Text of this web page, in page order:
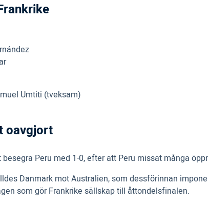
Umtiti (tveksam)
oavgjort
Peru med 1-0, efter att Peru missat många
Danmark mot Australien, som dessförinnan
som gör Frankrike sällskap till åttondelsfinalen.